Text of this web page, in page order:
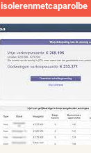
isolerenmetcaparolbe